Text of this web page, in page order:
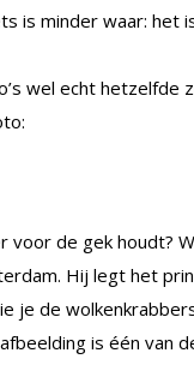
is minder waar: het
wel echt hetzelfde
voor de gek houdt?
Hij legt het
je de
is één van